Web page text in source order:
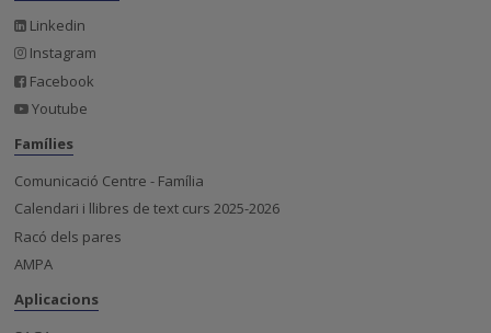
Linkedin
Instagram
Facebook
Youtube
Famílies
Comunicació Centre - Família
Calendari i llibres de text curs 2025-2026
Racó dels pares
AMPA
Aplicacions